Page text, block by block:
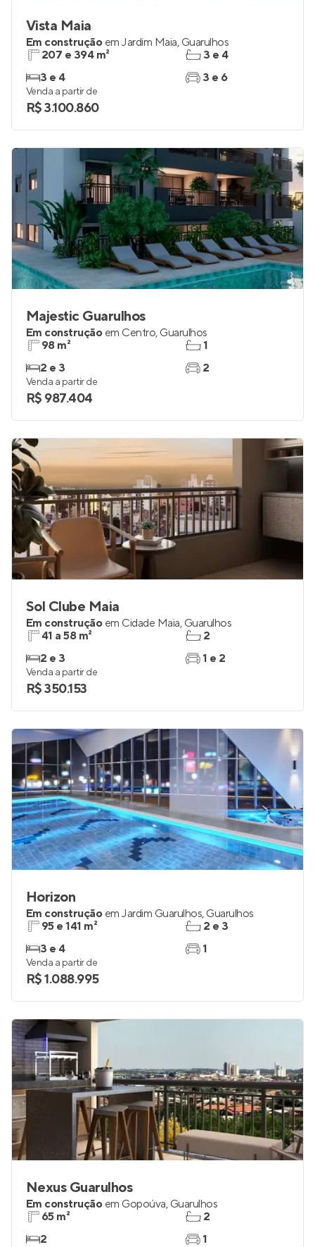
Vista Maia
Em construção em Jardim Maia, Guarulhos
207 e 394 m²
3 e 4
3 e 4
3 e 6
Venda a partir de
R$ 3.100.860
Majestic Guarulhos
Em construção em Centro, Guarulhos
98 m²
2 e 3
1
2
Venda a partir de
R$ 987.404
Sol Clube Maia
Em construção em Cidade Maia, Guarulhos
41 a 58 m²
2 e 3
2
1 e 2
Venda a partir de
R$ 350.153
Horizon
Em construção em Jardim Guarulhos, Guarulhos
95 e 141 m²
3 e 4
2 e 3
1
Venda a partir de
R$ 1.088.995
Nexus Guarulhos
Em construção em Gopoúva, Guarulhos
65 m²
2
2
1